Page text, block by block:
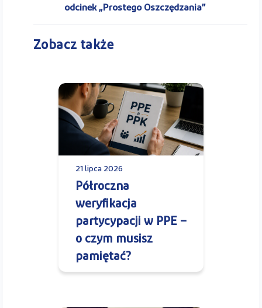
odcinek „Prostego Oszczędzania”
Zobacz także
21 lipca 2026
Półroczna
weryfikacja
partycypacji w PPE –
o czym musisz
pamiętać?